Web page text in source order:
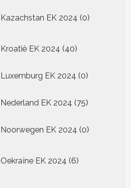
Kazachstan EK 2024 0
producten
Kroatië EK 2024 4040
Luxemburg EK 2024 00
Nederland EK 2024 7575
Noorwegen EK 2024 00
Oekraïne EK 2024 6
producten